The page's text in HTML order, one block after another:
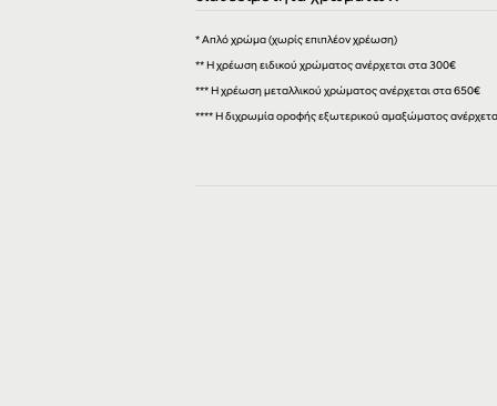
* Απλό χρώμα (χωρίς επιπλέον χρέωση)
** Η χρέωση ειδικού χρώματος ανέρχεται στα 300€
*** Η χρέωση μεταλλικού χρώματος ανέρχεται στα 650€
**** Η διχρωμία οροφής εξωτερικού αμαξώματος